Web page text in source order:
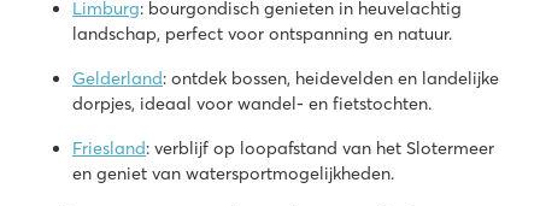
Zwembaden zowel binnen als buiten met glijbaan én
Uitgebreid entertainmentprogramma én binnenspeeltuin
Gelegen aan de prachtige Noord-Limburgse Peel
De Twee Bruggen
De Twee Bruggen
Nederland - - Gelderland - Winterswijk
Limburg: bourgondisch genieten in heuvelachtig
landschap, perfect voor ontspanning en natuur.
Gelderland: ontdek bossen, heidevelden en landelijke
dorpjes, ideaal voor wandel- en fietstochten.
Friesland: verblijf op loopafstand van het Slotermeer
en geniet van watersportmogelijkheden.